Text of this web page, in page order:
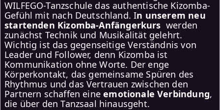
WILFEGO-Tanzschule das authentische Kizomba-
Gefühl mit nach Deutschland. In unserem neu
startenden Kizomba-Anfängerkurs werden
zunächst Technik und Musikalität gelehrt.
Wichtig ist das gegenseitige Verständnis von
Leader und Follower, denn Kizomba ist
Kommunikation ohne Worte. Der enge
Körperkontakt, das gemeinsame Spüren des
Rhythmus und das Vertrauen zwischen den
Partnern schaffen eineemotionale Verbindung,
die über den Tanzsaal hinausgeht.